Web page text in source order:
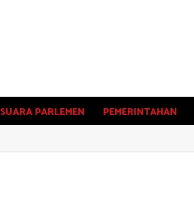
SUARA PARLEMEN PEMERINTAHAN